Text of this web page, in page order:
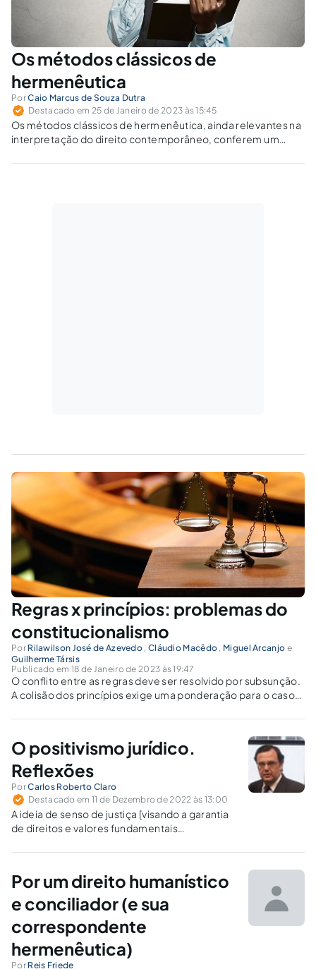
Os métodos clássicos de
hermenêutica
PorCaio Marcus de Souza Dutra
Destacado em 25 de Janeiro de 2023 às 15:45
Os métodos clássicos de hermenêutica, ainda relevantes na
interpretação do direito contemporâneo, conferem um
interpretação do direito, extraindo, de forma mais racional
Regras x princípios: problemas do
constitucionalismo
Por Rilawilson José de Azevedo , Cláudio Macêdo , Miguel Arcanjo e
Guilherme Társis
Publicado em 18 de Janeiro de 2023 às 19:47
O conflito entre as regras deve ser resolvido por subsunção.
A colisão dos princípios exige uma ponderação para o caso
O positivismo jurídico.
Reflexões
PorCarlos Roberto Claro
Destacado em 11 de Dezembro de 2022 às 13:00
A ideia de senso de justiça [visando a garantia
de direitos e valores fundamentais
ao magistrado extrapolar os ditames da
do processo em mesa?
Por um direito humanístico
e conciliador (e sua
correspondente
hermenêutica)
Por Reis Friede